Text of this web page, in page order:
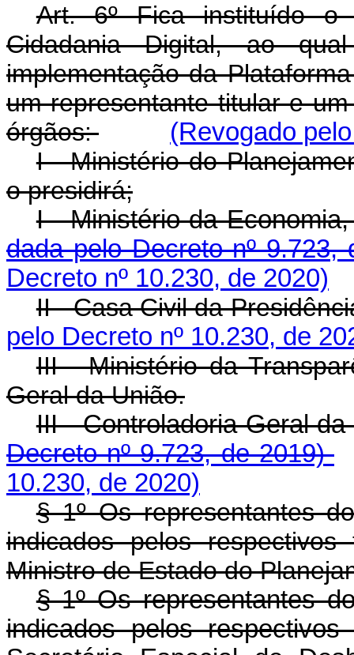
Art. 6º Fica instituído o
Cidadania Digital, ao
implementação da
um representante titular e
órgãos:
(Revogado
I - Ministério do
o presidirá;
I - Ministério da
dada pelo Decreto nº
Decreto nº 10.230, de 2020)
II - Casa Civil da
pelo Decreto nº 10.230, de
III - Ministério da
Geral da União.
III - Controladoria-
Decreto nº 9.723, de 2019)
10.230, de 2020)
§ 1º Os representantes
indicados pelos
Ministro de Estado do
§ 1º Os representantes
indicados pelos